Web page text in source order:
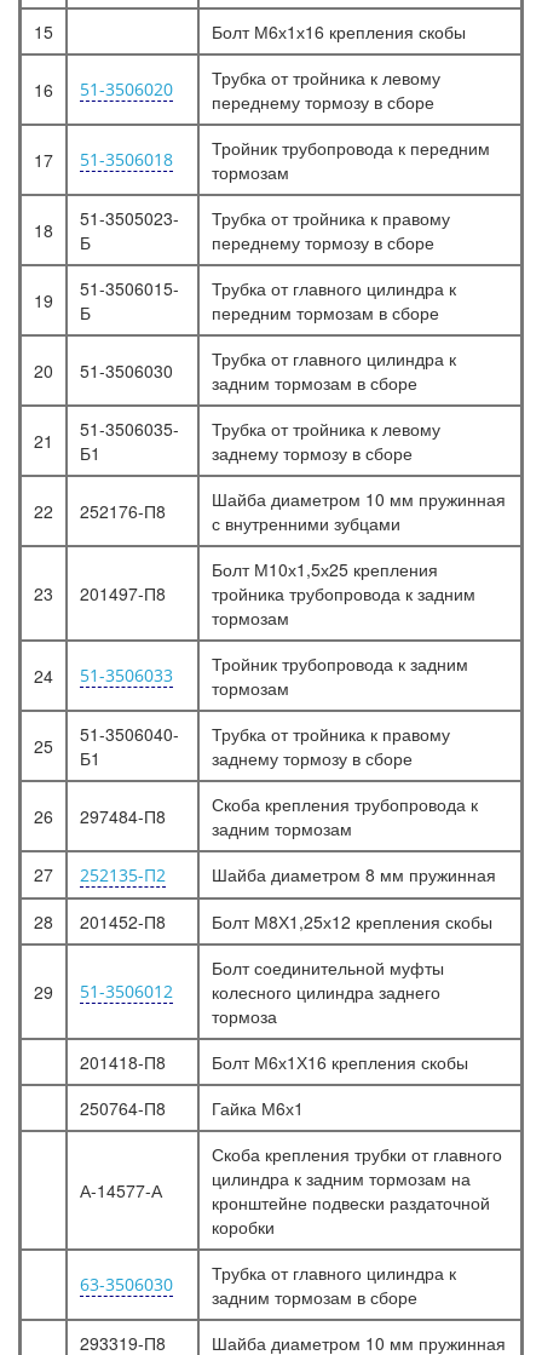
15
Болт М6х1х16 крепления скобы
16 51-3506020
Трубка от тройника к левому
переднему тормозу в сборе
17 51-3506018
Тройник трубопровода к передним
тормозам
18
51-3505023-
Б
Трубка от тройника к правому
переднему тормозу в сборе
19
51-3506015-
Б
Трубка от главного цилиндра к
передним тормозам в сборе
20 51-3506030
Трубка от главного цилиндра к
задним тормозам в сборе
21
51-3506035-
Б1
Трубка от тройника к левому
заднему тормозу в сборе
22 252176-П8
Шайба диаметром 10 мм пружинная
с внутренними зубцами
23 201497-П8
Болт М10х1,5х25 крепления
тройника трубопровода к задним
тормозам
24 51-3506033
Тройник трубопровода к задним
тормозам
25
51-3506040-
Б1
Трубка от тройника к правому
заднему тормозу в сборе
26 297484-П8
Скоба крепления трубопровода к
задним тормозам
27
252135-П2
Шайба диаметром 8 мм пружинная
28
201452-П8 Болт М8Х1,25х12 крепления скобы
29 51-3506012
Болт соединительной муфты
колесного цилиндра заднего
тормоза
201418-П8
Болт М6х1Х16 крепления скобы
250764-П8
Гайка М6х1
А-14577-А
Скоба крепления трубки от главного
цилиндра к задним тормозам на
кронштейне подвески раздаточной
коробки
63-3506030
Трубка от главного цилиндра к
задним тормозам в сборе
293319-П8
Шайба диаметром 10 мм пружинная